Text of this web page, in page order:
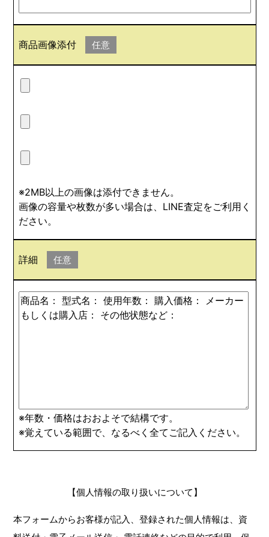
商品画像添付 任意
※2MB以上の画像は添付できません。
画像の容量や枚数が多い場合は、LINE査定をご利用く
ださい。
詳細 任意
※年数・価格はおおよそで結構です。
※覚えている範囲で、なるべく全てご記入ください。
【個人情報の取り扱いについて】
本フォームからお客様が記入、登録された個人情報は、資